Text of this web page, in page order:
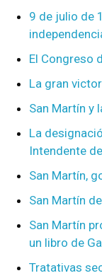
9 de julio de
El Congreso
La gran
San Martín y
La
Intendente
San Martín,
San Martín
San Martín
un libro de
Tratativas